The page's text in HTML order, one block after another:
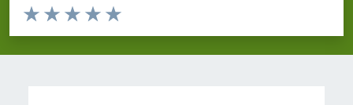
Domanda
Valuta da 1 a 5 stelle la pagina
Valuta 5 stelle su 5
Valuta 4 stelle su 5
Valuta 3 stelle su 5
Valuta 2 stelle su 5
Valuta 1 stelle su 5